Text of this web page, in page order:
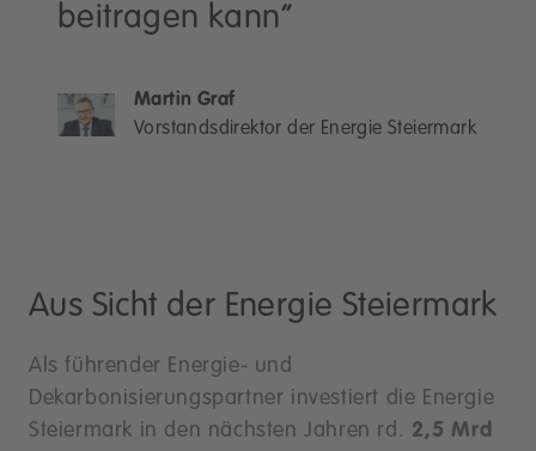
beitragen kann”
Martin Graf
Vorstandsdirektor der Energie Steiermark
Aus Sicht der Energie Steiermark
Als führender Energie- und
Dekarbonisierungspartner investiert die Energie
Steiermark in den nächsten Jahren rd. 2,5 Mrd